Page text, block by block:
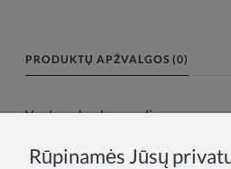
PRODUKTŲ APŽVALGOS (0)
Vardas arba slapyvardis:
Rūpinamės Jūsų